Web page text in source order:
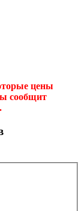
цены
сообщит